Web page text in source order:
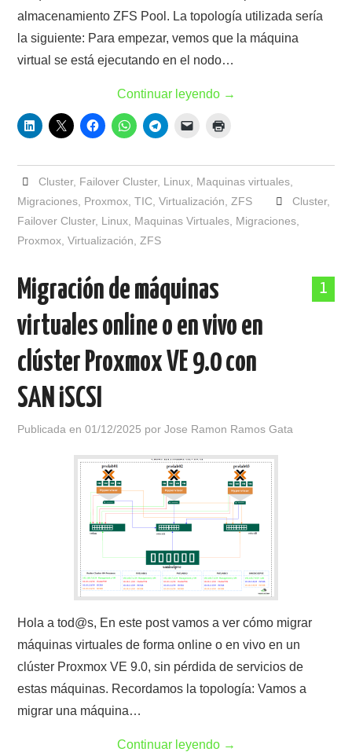
almacenamiento ZFS Pool. La topología utilizada sería
la siguiente: Para empezar, vemos que la máquina
virtual se está ejecutando en el nodo…
Continuar leyendo →
Cluster, Failover Cluster, Linux, Maquinas virtuales,
Migraciones Proxmox ,TIC ,Virtualización ZFS Cluster,
Failover Cluster, Linux Maquinas Virtuales Migraciones
Proxmox ,Virtualización ZFS
1
Migración de máquinas
virtuales online o en vivo en
clúster Proxmox VE 9.0 con
SAN iSCSI
Publicada en01/12/2025 porJose Ramon Ramos Gata
Hola a tod@s, En este post vamos a ver cómo migrar
máquinas virtuales de forma online o en vivo en un
clúster Proxmox VE 9.0, sin pérdida de servicios de
estas máquinas. Recordamos la topología: Vamos a
migrar una máquina…
Continuar leyendo →